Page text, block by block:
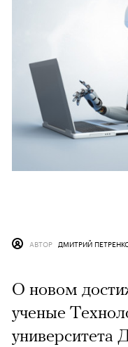
АВТОР ДМИТРИЙ
О новом
ученые